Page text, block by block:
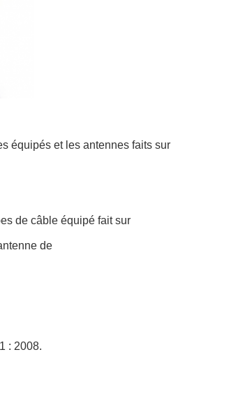
équipés et les antennes faits sur
de câble équipé fait sur
de
: 2008.